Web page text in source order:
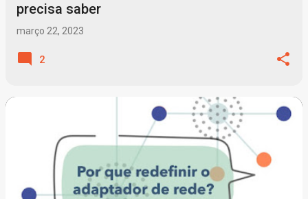
precisa saber
março 22, 2023
2